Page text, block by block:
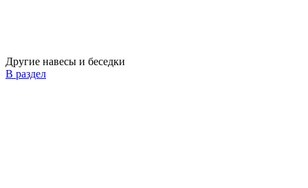
Другие навесы и беседки
В раздел